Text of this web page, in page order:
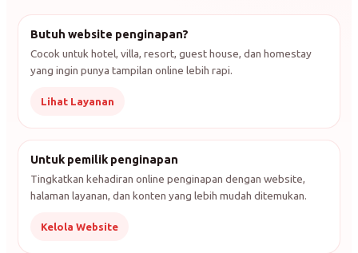
Butuh website penginapan?
Cocok untuk hotel, villa, resort, guest house, dan homestay
yang ingin punya tampilan online lebih rapi.
Lihat Layanan
Untuk pemilik penginapan
Tingkatkan kehadiran online penginapan dengan website,
halaman layanan, dan konten yang lebih mudah ditemukan.
Kelola Website